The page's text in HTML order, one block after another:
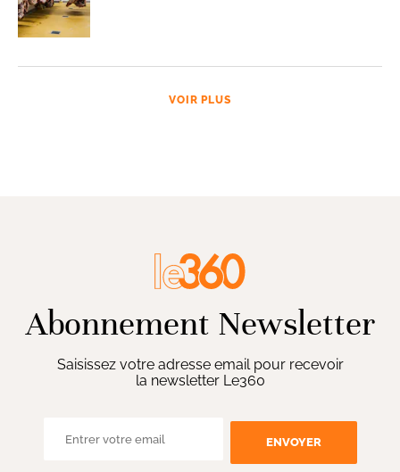
VOIR PLUS
Abonnement Newsletter
Saisissez votre adresse email pour recevoir
la newsletter Le360
ENVOYER